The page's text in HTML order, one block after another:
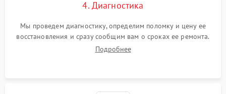
4. Диагностика
Мы проведем диагностику, определим поломку и цену ее
восстановления и сразу сообщим вам о сроках ее ремонта.
Подробнее